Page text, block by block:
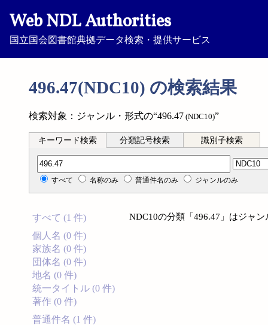
Web NDL Authorities
国立国会図書館典拠データ検索・提供サービス
496.47(NDC10) の検索結果
検索対象：ジャンル・形式の“496.47 (NDC10)”
キーワード検索 分類記号検索 識別子検索
分類記号検索
すべて 名称のみ 普通件名のみ ジャンルのみ
すべて (1 件)
個人名 (0 件)
家族名 (0 件)
団体名 (0 件)
地名 (0 件)
統一タイトル (0 件)
著作 (0 件)
普通件名 (1 件)
NDC10の分類「496.47」はジャ